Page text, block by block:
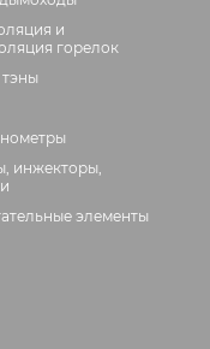
и
горелок
инжекторы,
элементы